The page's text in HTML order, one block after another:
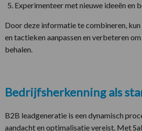
Experimenteer met nieuwe ideeën en
Door deze informatie te combineren,
en tactieken aanpassen en verbeteren
behalen.
Bedrijfsherkenning als
B2B leadgeneratie is een dynamisch
aandacht en optimalisatie vereist. Met